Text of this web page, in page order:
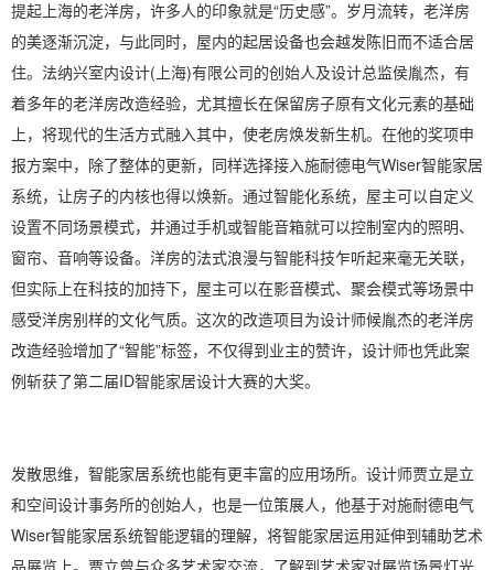
提起上海的老洋房，许多人的印象就是“历史感”。岁月流转，老洋房
的美逐渐沉淀，与此同时，屋内的起居设备也会越发陈旧而不适合居
住。法纳兴室内设计(上海)有限公司的创始人及设计总监侯胤杰，有
着多年的老洋房改造经验，尤其擅长在保留房子原有文化元素的基础
上，将现代的生活方式融入其中，使老房焕发新生机。在他的奖项申
报方案中，除了整体的更新，同样选择接入施耐德电气Wiser智能家居
系统，让房子的内核也得以焕新。通过智能化系统，屋主可以自定义
设置不同场景模式，并通过手机或智能音箱就可以控制室内的照明、
窗帘、音响等设备。洋房的法式浪漫与智能科技乍听起来毫无关联，
但实际上在科技的加持下，屋主可以在影音模式、聚会模式等场景中
感受洋房别样的文化气质。这次的改造项目为设计师候胤杰的老洋房
改造经验增加了“智能”标签，不仅得到业主的赞许，设计师也凭此案
例斩获了第二届ID智能家居设计大赛的大奖。
发散思维，智能家居系统也能有更丰富的应用场所。设计师贾立是立
和空间设计事务所的创始人，也是一位策展人，他基于对施耐德电气
Wiser智能家居系统智能逻辑的理解，将智能家居运用延伸到辅助艺术
品展览上。贾立曾与众多艺术家交流，了解到艺术家对展览场景灯光